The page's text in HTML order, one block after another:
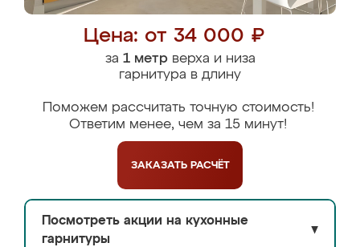
Цена: от 34 000 ₽
за 1 метрверха и низа
гарнитура в длину
Поможем рассчитать точную стоимость!
Ответим менее, чем за 15 минут!
ЗАКАЗАТЬ РАСЧЁТ
Посмотреть акции на кухонные
гарнитуры
▼